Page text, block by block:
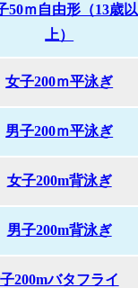
50ｍ自由形（13歳以
上）
女子200ｍ平泳ぎ
男子200ｍ平泳ぎ
女子200m背泳ぎ
男子200m背泳ぎ
200mバタフライ